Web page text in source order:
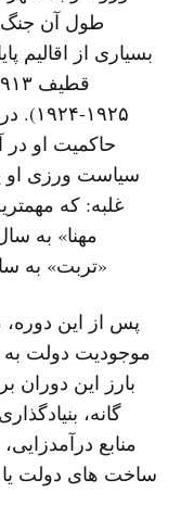
طول آن جنگ
حاکمیت او در
سیاست ورزی او
غلبه: که
«تربت» به سال ۱۹۱۹، و «السبله» در
پس از این
بارز این
گانه،
منابع
ساخت های دولت یا